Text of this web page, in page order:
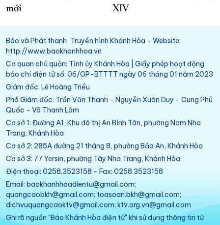
mới
XIV
Báo và Phát thanh, Truyền hình Khánh Hòa - Website:
http://www.baokhanhhoa.vn
Cơ quan chủ quản: Tỉnh ủy Khánh Hòa | Giấy phép hoạt động
báo chí điện tử số: 06/GP-BTTTT ngày 06 tháng 01 năm 2023
Giám đốc: Lê Hoàng Triều
Phó Giám đốc: Trần Văn Thanh - Nguyễn Xuân Duy - Cung Phú
Quốc - Võ Thanh Lâm
Cơ sở 1: Đường A1, Khu đô thị An Bình Tân, phường Nam Nha
Trang, Khánh Hòa
Cơ sở 2: 285A đường 21 tháng 8, phường Bảo An, Khánh Hòa
Cơ sở 3: 77 Yersin, phường Tây Nha Trang, Khánh Hòa
Điện thoại: 0258.3523158 - Fax: 0258.3523158
Email: baokhanhhoadientu@gmail.com;
quangcaobkh@gmail.com; toasoan.bkh@gmail.com;
dichvuquangcaoktv@gmail.com; ktv.org.vn@gmail.com
Ghi rõ nguồn "Báo Khánh Hòa điện tử" khi sử dụng thông tin từ